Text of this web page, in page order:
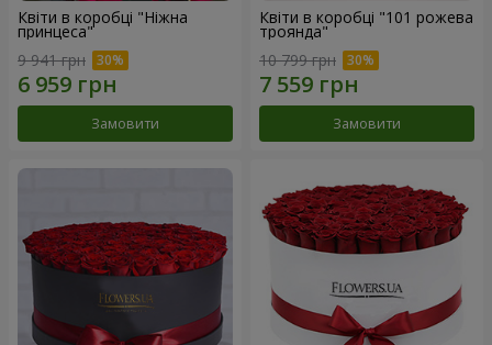
Квіти в коробці "Ніжна
принцеса"
9 941 грн
Замовити
Квіти в коробці "101 рожева
троянда"
10 799 грн
Замовити